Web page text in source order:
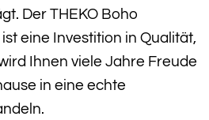
Der THEKO Boho
eine Investition in Qualität,
Ihnen viele Jahre Freude
in eine echte